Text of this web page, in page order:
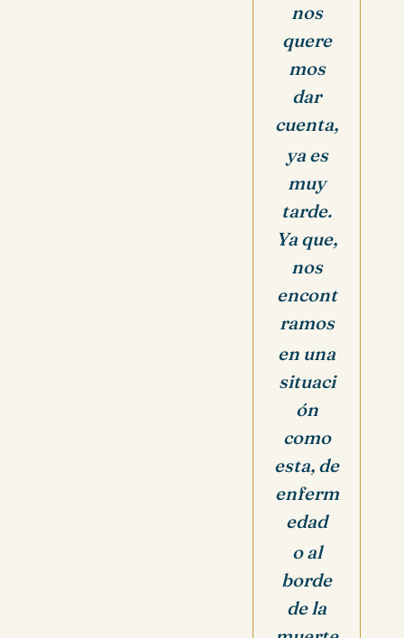
nos
quere
mos
dar
cuenta,
ya es
muy
tarde.
Ya que,
nos
encont
ramos
en una
situaci
ón
como
esta, de
enferm
edad
o al
borde
de la